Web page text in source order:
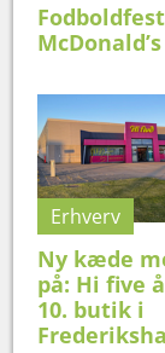
Erhverv
Ny kæde
på: Hi five
10. butik i